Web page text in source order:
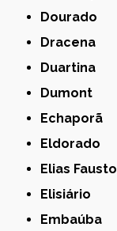
Dourado
Dracena
Duartina
Dumont
Echaporã
Eldorado
Elias Fausto
Elisiário
Embaúba